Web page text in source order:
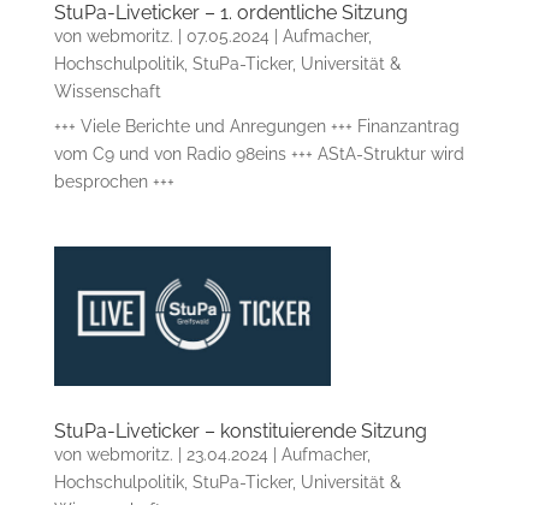
StuPa-Liveticker – 1. ordentliche Sitzung
von webmoritz. 07.05.2024 Aufmacher,
Hochschulpolitik, StuPa-Ticker, Universität &
Wissenschaft
+++ Viele Berichte und Anregungen +++ Finanzantrag
vom C9 und von Radio 98eins +++ AStA-Struktur wird
besprochen +++
StuPa-Liveticker – konstituierende Sitzung
von webmoritz. 23.04.2024 Aufmacher,
Hochschulpolitik, StuPa-Ticker, Universität &